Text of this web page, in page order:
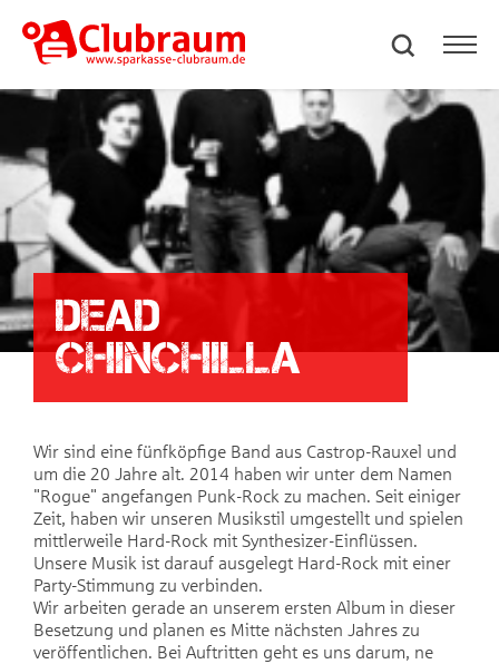
Dead
Chinchilla
Wir sind eine fünfköpfige Band aus Castrop-Rauxel und
um die 20 Jahre alt. 2014 haben wir unter dem Namen
"Rogue" angefangen Punk-Rock zu machen. Seit einiger
Zeit, haben wir unseren Musikstil umgestellt und spielen
mittlerweile Hard-Rock mit Synthesizer-Einflüssen.
Unsere Musik ist darauf ausgelegt Hard-Rock mit einer
Party-Stimmung zu verbinden.
Wir arbeiten gerade an unserem ersten Album in dieser
Besetzung und planen es Mitte nächsten Jahres zu
veröffentlichen. Bei Auftritten geht es uns darum, ne